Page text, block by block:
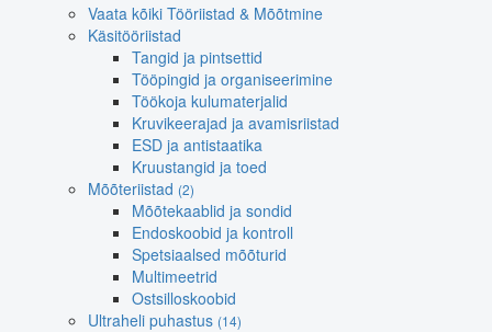
Vaata kõiki Tööriistad & Mõõtmine
Käsitööriistad
Tangid ja pintsettid
Tööpingid ja organiseerimine
Töökoja kulumaterjalid
Kruvikeerajad ja avamisriistad
ESD ja antistaatika
Kruustangid ja toed
Mõõteriistad (2)
Mõõtekaablid ja sondid
Endoskoobid ja kontroll
Spetsiaalsed mõõturid
Multimeetrid
Ostsilloskoobid
Ultraheli puhastus (14)